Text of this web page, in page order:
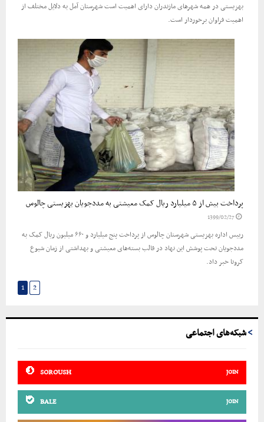
بهزیستی در همه شهرهای مازندران دارای اهمیت است شهرستان آمل به دلایل مختلف از
اهمیت فراوان برخوردار است.
پرداخت بیش از ۵ میلیارد ریال کمک معیشتی به مددجویان بهزیستی چالوس
1399/02/27
رییس اداره بهزیستی شهرستان چالوس از پرداخت پنج میلیارد و ۶۶۰ میلیون ریال کمک به
مددجویان تحت پوشش این نهاد در قالب بسته‌های معیشتی و بهداشتی از زمان شیوع
کرونا خبر داد.
1 2
شبکه‌های اجتماعی
SOROUSH JOIN
BALE JOIN